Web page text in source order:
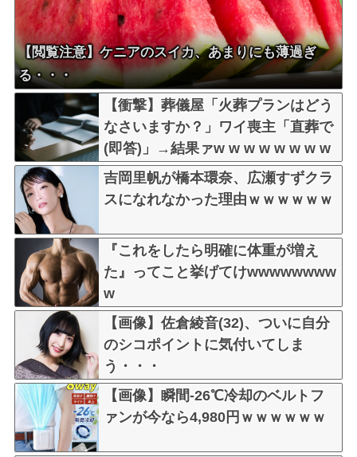
【閲覧注意】ケニアのスイカ、あまりにも薄過ぎ
る・・・
【衝撃】葬儀屋「火葬プランはどう
なさいますか？」ワイ喪主「直葬で
(即答)」→結果ァw w w w w w w w
w w
吉岡里帆が橋本環奈、広瀬すずクラ
スになれなかった理由ｗｗｗｗｗｗ
『これをしたら明確に体重が増え
た』ってこと挙げてけwwwwwwww
w
【画像】佐倉綾音(32)、ついに自分
のシコポイントに気付いてしま
う・・・
【画像】瞬間-26℃冷却のベルトフ
ァンが今なら4,980円ｗｗｗｗｗｗ